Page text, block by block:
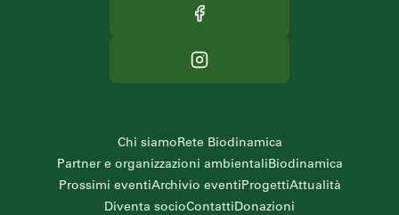
Chi siamoRete Biodinamica
Partner e organizzazioni ambientaliBiodinamica
Prossimi eventiArchivio eventiProgettiAttualità
Diventa socioContattiDonazioni